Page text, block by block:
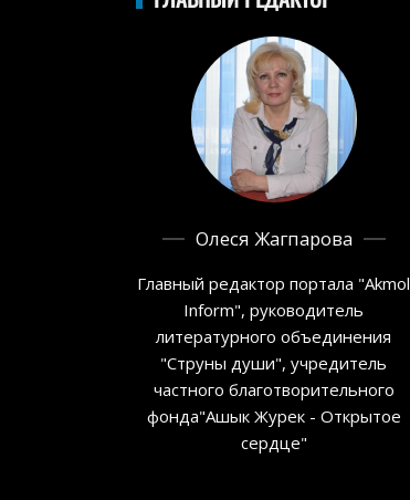
Олеся Жагпарова
Главный редактор портала "Akmol
Inform", руководитель
литературного объединения
"Струны души", учредитель
частного благотворительного
фонда"Ашык Журек - Открытое
сердце"